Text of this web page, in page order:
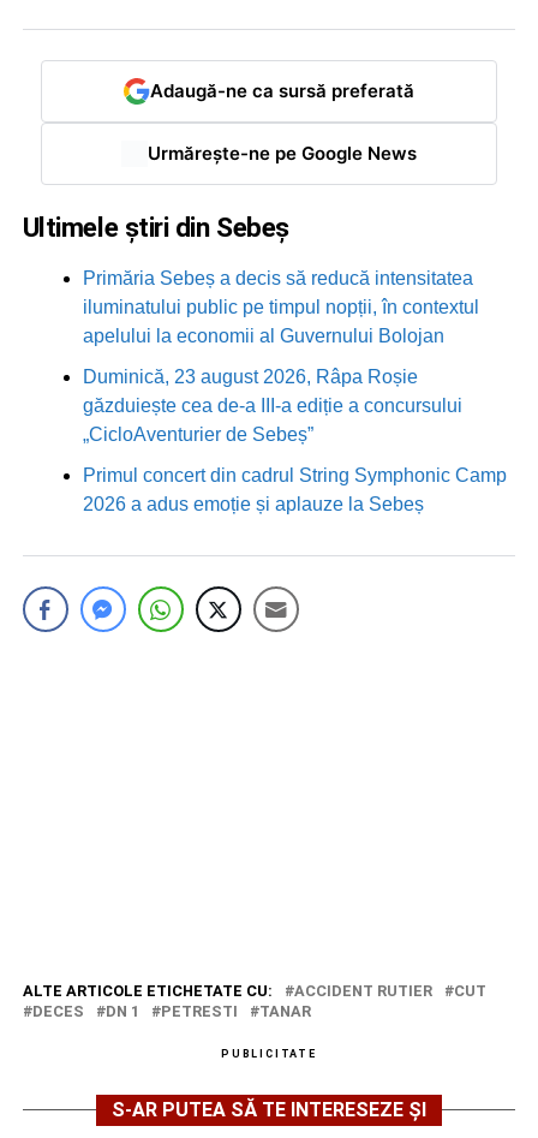
Adaugă-ne ca sursă preferată
Urmărește-ne pe Google News
Ultimele știri din Sebeș
Primăria Sebeș a decis să reducă intensitatea
iluminatului public pe timpul nopții, în contextul
apelului la economii al Guvernului Bolojan
Duminică, 23 august 2026, Râpa Roșie
găzduiește cea de-a III-a ediție a concursului
„CicloAventurier de Sebeș”
Primul concert din cadrul String Symphonic Camp
2026 a adus emoție și aplauze la Sebeș
ALTE ARTICOLE ETICHETATE CU: ACCIDENT RUTIER
CUT
DECES
DN 1 PETRESTI TANAR
PUBLICITATE
S-AR PUTEA SĂ TE INTERESEZE ȘI